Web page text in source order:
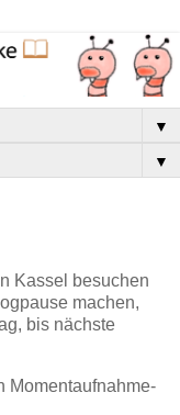
▼
▼
Kassel besuchen
machen,
bis nächste
Momentaufnahme-